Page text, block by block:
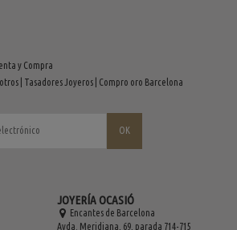
y Compra
| Tasadores Joyeros | Compro oro Barcelona
JOYERÍA OCASIÓ
Encantes de Barcelona
Avda. Meridiana, 69, parada 714-715